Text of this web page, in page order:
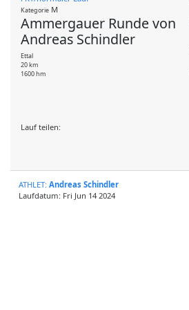
Kategorie M
Ammergauer Runde von
Andreas Schindler
Ettal
20 km
1600 hm
Lauf teilen:
ATHLET: Andreas Schindler
Laufdatum: Fri Jun 14 2024